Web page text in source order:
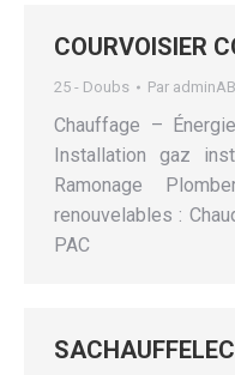
COURVOISIER
25 - Doubs Par adminAB
Chauffage –
Installation gaz
Ramonage
renouvelables :
PAC
SACHAUFFELEC